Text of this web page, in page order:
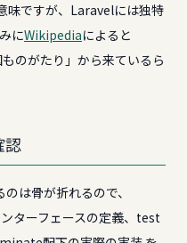
ですが、Laravelには独特
にWikipediaによると
のがたり」から来ているら
認
は骨が折れるので、
ターフェースの定義、test